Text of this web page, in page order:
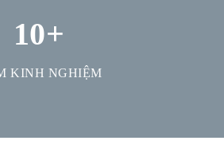
10+
KINH NGHIỆM